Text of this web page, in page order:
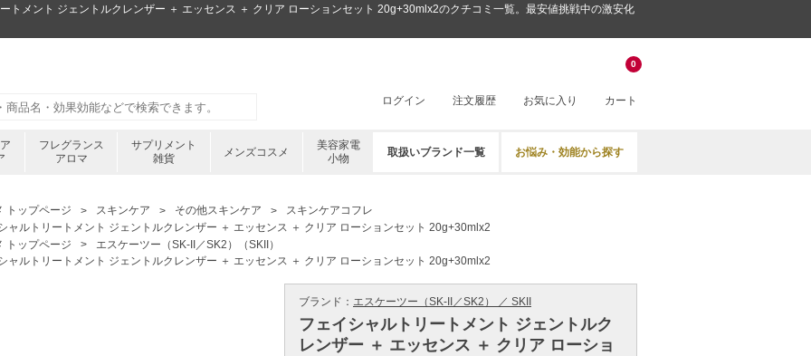
トメント ジェントルクレンザー ＋ エッセンス ＋ クリア ローションセット 20g+30mlx2のクチコミ一覧。最安値挑戦中の激安化
ログイン 注文履歴 お気に入り カート
0
フレグランス
アロマ
サプリメント
雑貨
メンズコスメ
美容家電
小物
取扱いブランド一覧 お悩み・効能から探す
トップページ スキンケア その他スキンケア
スキンケアコフレ
ャルトリートメント ジェントルクレンザー ＋ エッセンス ＋ クリア ローションセット 20g+30mlx2
トップページ
エスケーツー（SK-II／SK2）（SKII）
ャルトリートメント ジェントルクレンザー ＋ エッセンス ＋ クリア ローションセット 20g+30mlx2
ブランド： エスケーツー（SK-II／SK2） ／ SKII
フェイシャルトリートメント ジェントルク
レンザー ＋ エッセンス ＋ クリア ローショ